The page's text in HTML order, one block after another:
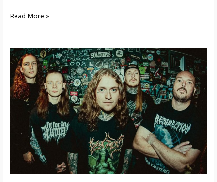
Read More »
Ingested
débarque
à
Québec
avec
l’EVISCERATOUR
préparez-
vous
pour